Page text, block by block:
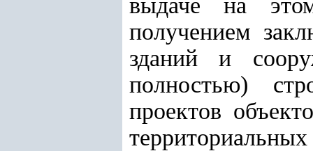
выдаче на
получением
зданий и
полностью)
проектов